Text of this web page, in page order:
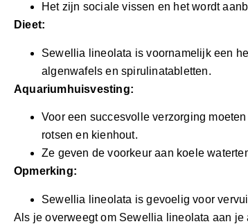
Het zijn sociale vissen en het wordt
Dieet:
Sewellia lineolata is voornamelijk een
algenwafels en spirulinatabletten.
Aquariumhuisvesting:
Voor een succesvolle verzorging
rotsen en kienhout.
Ze geven de voorkeur aan koele
Opmerking:
Sewellia lineolata is gevoelig voor
Als je overweegt om Sewellia lineolata aan